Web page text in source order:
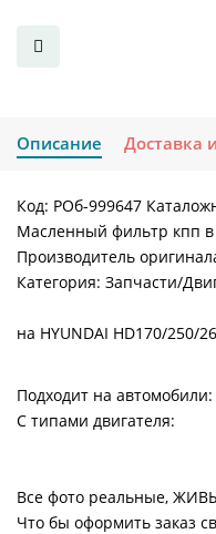
Описание Доставка
Код: РОб-999647
Масленный фильтр кпп в
Производитель
Категория: Запчасти/
на HYUNDAI HD170/250/
Подходит на автомобили:
С типами двигателя:
Все фото реальные,
Что бы оформить заказ